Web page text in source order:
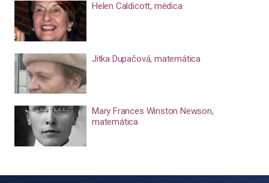
Helen Caldicott, médica
Jitka Dupačová, matemática
Mary Frances Winston Newson,
matemática